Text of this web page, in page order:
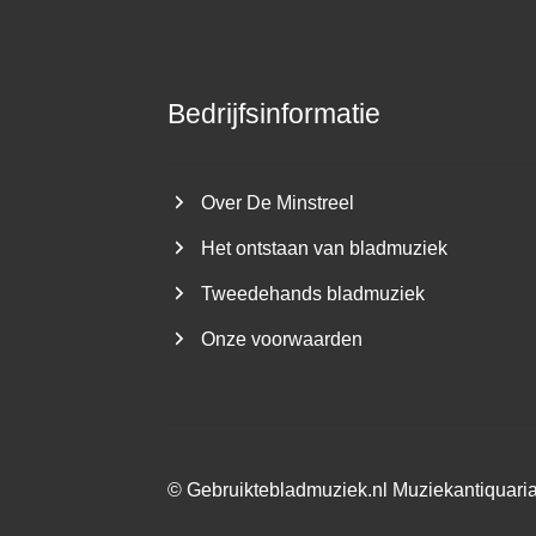
Bedrijfsinformatie
Over De Minstreel
Het ontstaan van bladmuziek
Tweedehands bladmuziek
Onze voorwaarden
©Gebruiktebladmuziek.nl